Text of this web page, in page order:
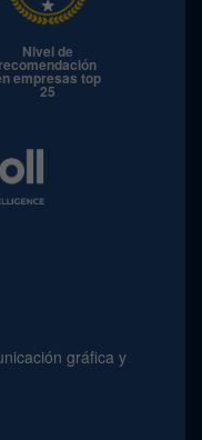
Nivel de
recomendación
empresas top
25
gráfica y